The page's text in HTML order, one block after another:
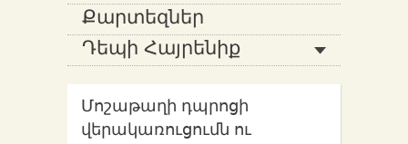
Քարտեզներ
Դեպի Հայրենիք
Մոշաթաղի դպրոցի
վերակառուցումն ու